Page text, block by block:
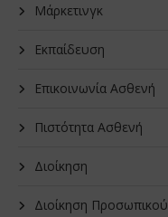
Μάρκετινγκ
Εκπαίδευση
Επικοινωνία Ασθενή
Πιστότητα Ασθενή
Διοίκηση
Διοίκηση Προσωπικού